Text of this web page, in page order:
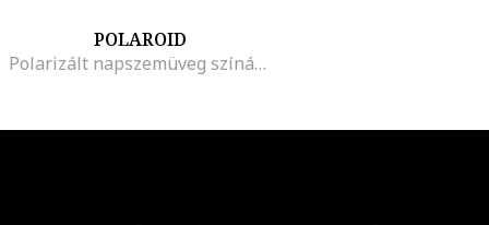
POLAROID
Polarizált napszemüveg színátmenetes lencsékkel, Bíborszín